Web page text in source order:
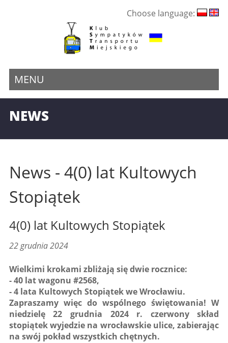
Choose language:
MENU
NEWS
News - 4(0) lat Kultowych
Stopiątek
4(0) lat Kultowych Stopiątek
22 grudnia 2024
Wielkimi krokami zbliżają się dwie rocznice:
- 40 lat wagonu #2568,
- 4 lata Kultowych Stopiątek we Wrocławiu.
Zapraszamy więc do wspólnego świętowania! W
niedzielę 22 grudnia 2024 r. czerwony skład
stopiątek wyjedzie na wrocławskie ulice, zabierając
na swój pokład wszystkich chętnych.